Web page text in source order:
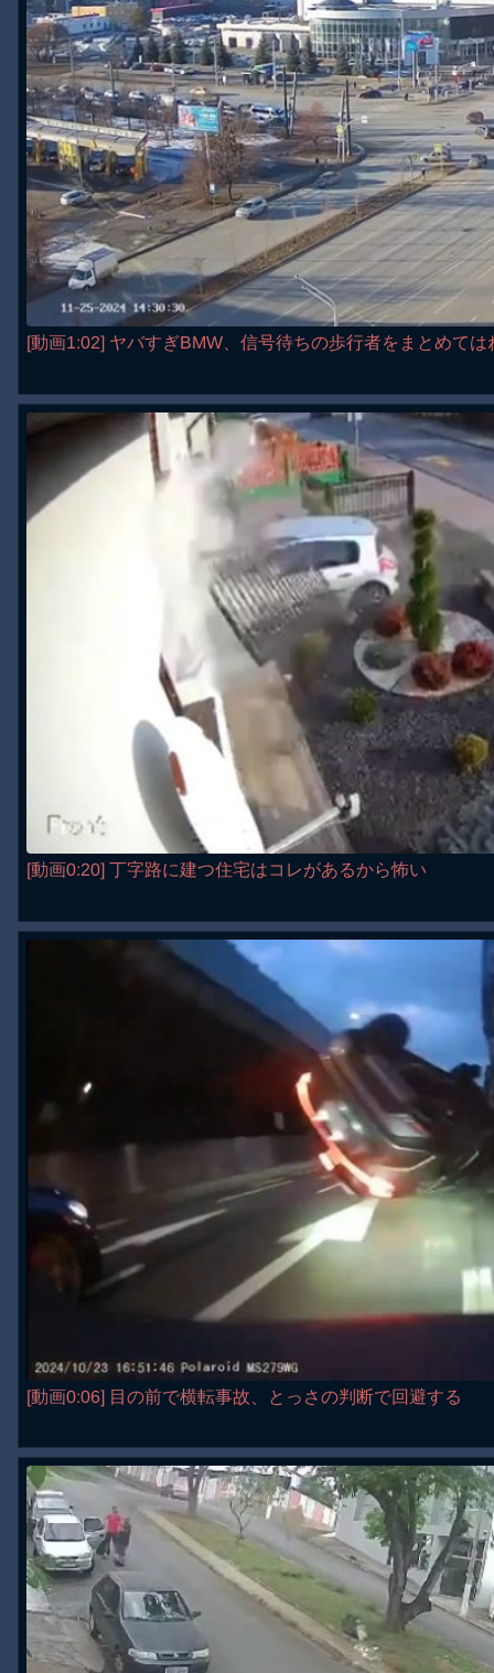
[動画1:02] ヤバすぎBMW、信号待ちの歩行者をまとめては
[動画0:20] 丁字路に建つ住宅はコレがあるから怖い
[動画0:06] 目の前で横転事故、とっさの判断で回避する